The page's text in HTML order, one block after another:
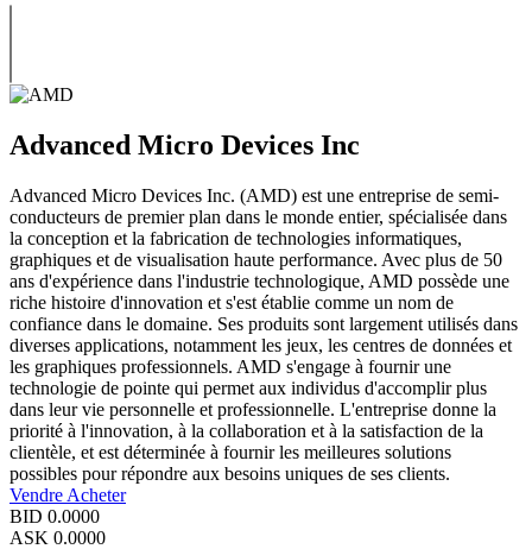
Advanced Micro Devices Inc
Advanced Micro Devices Inc. (AMD) est une entreprise de semi-
conducteurs de premier plan dans le monde entier, spécialisée dans
la conception et la fabrication de technologies informatiques,
graphiques et de visualisation haute performance. Avec plus de 50
ans d'expérience dans l'industrie technologique, AMD possède une
riche histoire d'innovation et s'est établie comme un nom de
confiance dans le domaine. Ses produits sont largement utilisés dans
diverses applications, notamment les jeux, les centres de données et
les graphiques professionnels. AMD s'engage à fournir une
technologie de pointe qui permet aux individus d'accomplir plus
dans leur vie personnelle et professionnelle. L'entreprise donne la
priorité à l'innovation, à la collaboration et à la satisfaction de la
clientèle, et est déterminée à fournir les meilleures solutions
possibles pour répondre aux besoins uniques de ses clients.
Vendre Acheter
BID 0.0000
ASK 0.0000